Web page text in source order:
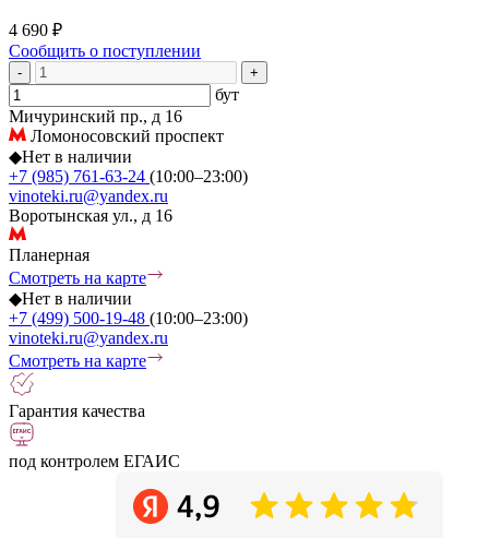
4 690 ₽
Сообщить о поступлении
- +
бут
Мичуринский пр., д 16
Ломоносовский проспект
◆Нет в наличии
+7 (985) 761-63-24 (10:00–23:00)
vinoteki.ru@yandex.ru
Воротынская ул., д 16
Планерная
Смотреть на карте
◆Нет в наличии
+7 (499) 500-19-48 (10:00–23:00)
vinoteki.ru@yandex.ru
Смотреть на карте
Гарантия качества
под контролем ЕГАИС